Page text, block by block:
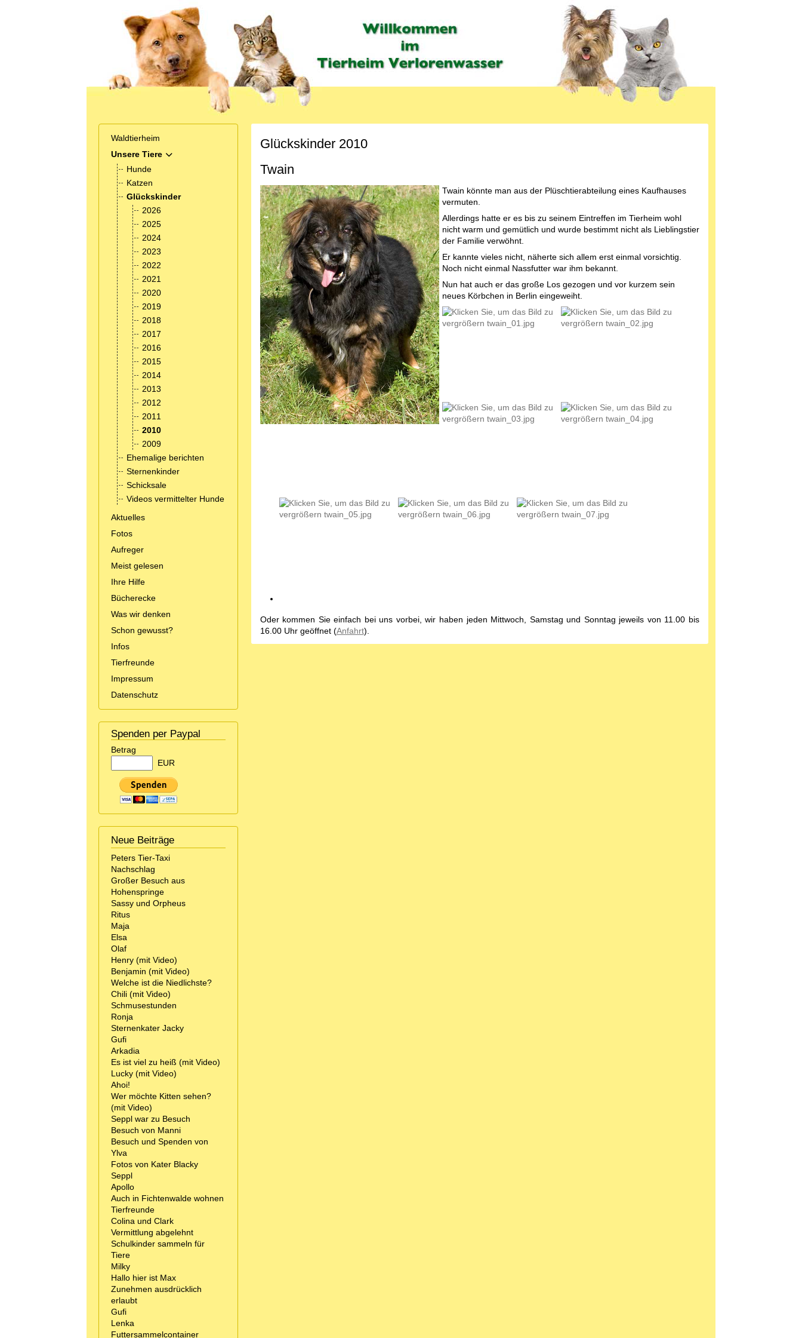
Waldtierheim
Unsere Tiere
MOD_MENU_TOGGLE_SUBMENU_LABEL
Hunde
Katzen
Glückskinder
2026
2025
2024
2023
2022
2021
2020
2019
2018
2017
2016
2015
2014
2013
2012
2011
2010
2009
Ehemalige berichten
Sternenkinder
Schicksale
Videos vermittelter Hunde
Aktuelles
Fotos
Aufreger
Meist gelesen
Ihre Hilfe
Bücherecke
Was wir denken
Schon gewusst?
Infos
Tierfreunde
Impressum
Datenschutz
Spenden per Paypal
Betrag
EUR
Neue Beiträge
Peters Tier-Taxi
Nachschlag
Großer Besuch aus
Hohenspringe
Sassy und Orpheus
Ritus
Maja
Elsa
Olaf
Henry (mit Video)
Benjamin (mit Video)
Welche ist die Niedlichste?
Chili (mit Video)
Schmusestunden
Ronja
Sternenkater Jacky
Gufi
Arkadia
Es ist viel zu heiß (mit Video)
Lucky (mit Video)
Ahoi!
Wer möchte Kitten sehen?
(mit Video)
Seppl war zu Besuch
Besuch von Manni
Besuch und Spenden von
Ylva
Fotos von Kater Blacky
Seppl
Apollo
Auch in Fichtenwalde wohnen
Tierfreunde
Colina und Clark
Vermittlung abgelehnt
Schulkinder sammeln für
Tiere
Milky
Hallo hier ist Max
Zunehmen ausdrücklich
erlaubt
Gufi
Lenka
Futtersammelcontainer
Glückskinder 2010
Twain
Twain könnte man aus der Plüschtierabteilung eines Kaufhauses
vermuten.
Allerdings hatte er es bis zu seinem Eintreffen im Tierheim wohl
nicht warm und gemütlich und wurde bestimmt nicht als Lieblingstier
der Familie verwöhnt.
Er kannte vieles nicht, näherte sich allem erst einmal vorsichtig.
Noch nicht einmal Nassfutter war ihm bekannt.
Nun hat auch er das große Los gezogen und vor kurzem sein
neues Körbchen in Berlin eingeweiht.
Oder kommen Sie einfach bei uns vorbei, wir haben jeden Mittwoch, Samstag und Sonntag jeweils von 11.00 bis
16.00 Uhr geöffnet (Anfahrt).